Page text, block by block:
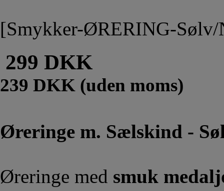
[Smykker-ØRERING-
299 DKK
239 DKK (uden moms)
Øreringe m. Sælskind -
Øreringe med smuk